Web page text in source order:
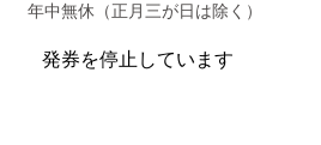
年中無休（正月三が日は除く）